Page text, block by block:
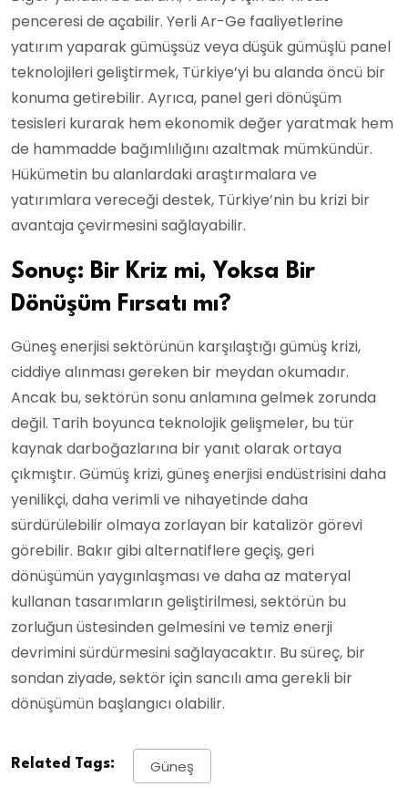
penceresi de açabilir. Yerli Ar-Ge faaliyetlerine
yatırım yaparak gümüşsüz veya düşük gümüşlü panel
teknolojileri geliştirmek, Türkiye’yi bu alanda öncü bir
konuma getirebilir. Ayrıca, panel geri dönüşüm
tesisleri kurarak hem ekonomik değer yaratmak hem
de hammadde bağımlılığını azaltmak mümkündür.
Hükümetin bu alanlardaki araştırmalara ve
yatırımlara vereceği destek, Türkiye’nin bu krizi bir
avantaja çevirmesini sağlayabilir.
Sonuç: Bir Kriz mi, Yoksa Bir
Dönüşüm Fırsatı mı?
Güneş enerjisi sektörünün karşılaştığı gümüş krizi,
ciddiye alınması gereken bir meydan okumadır.
Ancak bu, sektörün sonu anlamına gelmek zorunda
değil. Tarih boyunca teknolojik gelişmeler, bu tür
kaynak darboğazlarına bir yanıt olarak ortaya
çıkmıştır. Gümüş krizi, güneş enerjisi endüstrisini daha
yenilikçi, daha verimli ve nihayetinde daha
sürdürülebilir olmaya zorlayan bir katalizör görevi
görebilir. Bakır gibi alternatiflere geçiş, geri
dönüşümün yaygınlaşması ve daha az materyal
kullanan tasarımların geliştirilmesi, sektörün bu
zorluğun üstesinden gelmesini ve temiz enerji
devrimini sürdürmesini sağlayacaktır. Bu süreç, bir
sondan ziyade, sektör için sancılı ama gerekli bir
dönüşümün başlangıcı olabilir.
Related Tags: Güneş